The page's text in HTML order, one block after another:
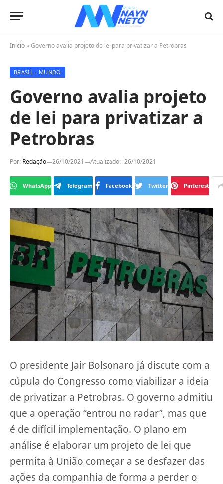
Início »Governo avalia projeto de lei para privatizar a Petrobras
BRASIL - MUNDO
Governo avalia projeto
de lei para privatizar a
Petrobras
Por: Redação 26/10/2021 Atualizado: 26/10/2021
WhatsApp Telegram Facebook Twitter Pinterest
O presidente Jair Bolsonaro já discute com a
cúpula do Congresso como viabilizar a ideia
de privatizar a Petrobras. O governo admitiu
que a operação “entrou no radar”, mas que
é de difícil implementação. O plano em
análise é elaborar um projeto de lei que
permita à União começar a se desfazer das
ações da companhia de forma a perder o